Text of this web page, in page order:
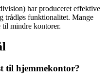
har produceret effektive
trådløs funktionalitet. Mange
til mindre kontorer.
til hjemmekontor?